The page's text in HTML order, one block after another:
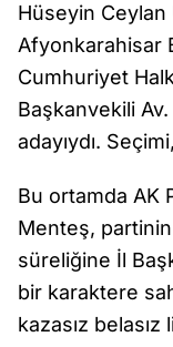
Hüseyin Ceylan
Afyonkarahisar
Cumhuriyet
Başkanvekili
adayıydı.
Bu ortamda AK
Menteş,
süreliğine İl
bir karaktere
kazasız belasız